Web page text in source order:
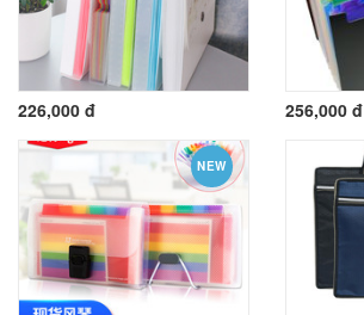
226,000 đ 256,000 đ
NEW